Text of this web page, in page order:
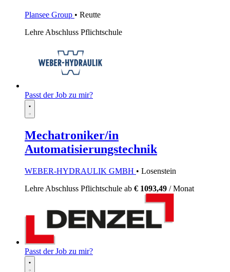
Plansee Group • Reutte
Lehre Abschluss Pflichtschule
Passt der Job zu mir?
Mechatroniker/in
Automatisierungstechnik
WEBER-HYDRAULIK GMBH • Losenstein
Lehre Abschluss Pflichtschule ab € 1093,49 / Monat
Passt der Job zu mir?